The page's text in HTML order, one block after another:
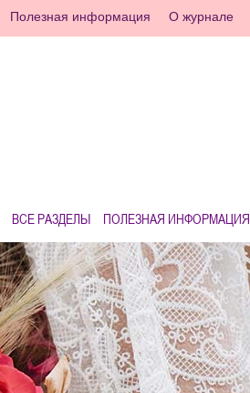
Полезная информация О журнале
ВСЕ РАЗДЕЛЫ ПОЛЕЗНАЯ ИНФОРМАЦИЯ